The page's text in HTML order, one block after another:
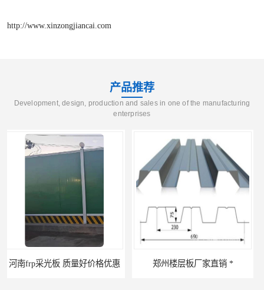
http://www.xinzongjiancai.com
产品推荐
Development, design, production and sales in one of the manufacturing
enterprises
郑州楼层板厂家直销 *